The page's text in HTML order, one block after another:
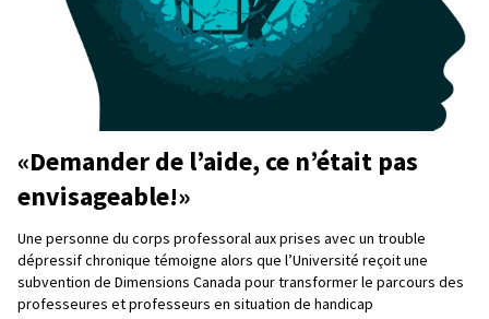
«Demander de l’aide, ce n’était pas
envisageable!»
Une personne du corps professoral aux prises avec un trouble
dépressif chronique témoigne alors que l’Université reçoit une
subvention de Dimensions Canada pour transformer le parcours des
professeures et professeurs en situation de handicap